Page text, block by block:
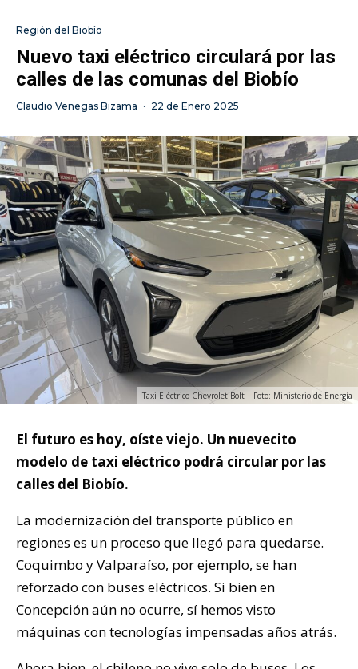
Región del Biobío
Nuevo taxi eléctrico circulará por las
calles de las comunas del Biobío
Claudio Venegas Bizama · 22 de Enero 2025
Taxi Eléctrico Chevrolet Bolt | Foto: Ministerio de Energía
El futuro es hoy, oíste viejo. Un nuevecito
modelo de taxi eléctrico podrá circular por las
calles del Biobío.
La modernización del transporte público en
regiones es un proceso que llegó para quedarse.
Coquimbo y Valparaíso, por ejemplo, se han
reforzado con buses eléctricos. Si bien en
Concepción aún no ocurre, sí hemos visto
máquinas con tecnologías impensadas años atrás.